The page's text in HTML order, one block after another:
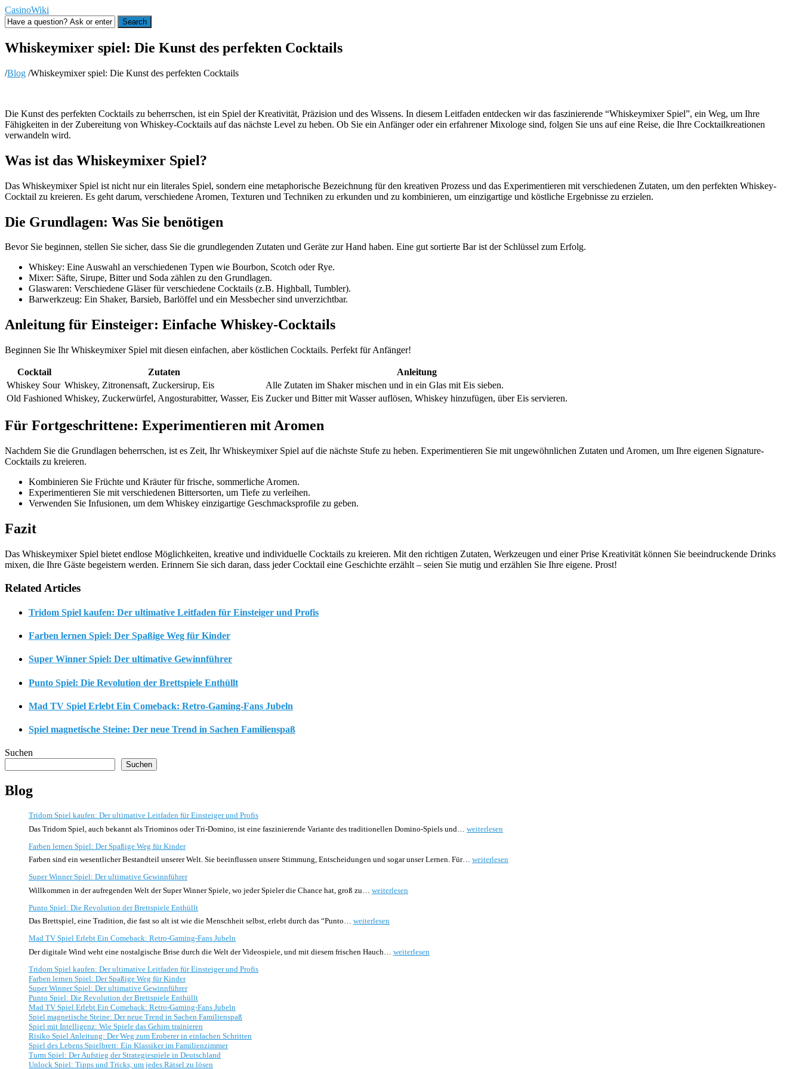
CasinoWiki
Search
Whiskeymixer spiel: Die Kunst des perfekten Cocktails
/Blog /Whiskeymixer spiel: Die Kunst des perfekten Cocktails
Die Kunst des perfekten Cocktails zu beherrschen, ist ein Spiel der Kreativität, Präzision und des Wissens. In diesem Leitfaden entdecken wir das faszinierende “Whiskeymixer Spiel”, ein Weg, um Ihre
Fähigkeiten in der Zubereitung von Whiskey-Cocktails auf das nächste Level zu heben. Ob Sie ein Anfänger oder ein erfahrener Mixologe sind, folgen Sie uns auf eine Reise, die Ihre Cocktailkreationen
verwandeln wird.
Was ist das Whiskeymixer Spiel?
Das Whiskeymixer Spiel ist nicht nur ein literales Spiel, sondern eine metaphorische Bezeichnung für den kreativen Prozess und das Experimentieren mit verschiedenen Zutaten, um den perfekten Whiskey-
Cocktail zu kreieren. Es geht darum, verschiedene Aromen, Texturen und Techniken zu erkunden und zu kombinieren, um einzigartige und köstliche Ergebnisse zu erzielen.
Die Grundlagen: Was Sie benötigen
Bevor Sie beginnen, stellen Sie sicher, dass Sie die grundlegenden Zutaten und Geräte zur Hand haben. Eine gut sortierte Bar ist der Schlüssel zum Erfolg.
Whiskey: Eine Auswahl an verschiedenen Typen wie Bourbon, Scotch oder Rye.
Mixer: Säfte, Sirupe, Bitter und Soda zählen zu den Grundlagen.
Glaswaren: Verschiedene Gläser für verschiedene Cocktails (z.B. Highball, Tumbler).
Barwerkzeug: Ein Shaker, Barsieb, Barlöffel und ein Messbecher sind unverzichtbar.
Anleitung für Einsteiger: Einfache Whiskey-Cocktails
Beginnen Sie Ihr Whiskeymixer Spiel mit diesen einfachen, aber köstlichen Cocktails. Perfekt für Anfänger!
Cocktail Zutaten
Anleitung
Whiskey Sour Whiskey, Zitronensaft, Zuckersirup, Eis
Alle Zutaten im Shaker mischen und in ein Glas mit Eis sieben.
Old Fashioned Whiskey, Zuckerwürfel, Angosturabitter, Wasser, Eis Zucker und Bitter mit Wasser auflösen, Whiskey hinzufügen, über Eis servieren.
Für Fortgeschrittene: Experimentieren mit Aromen
Nachdem Sie die Grundlagen beherrschen, ist es Zeit, Ihr Whiskeymixer Spiel auf die nächste Stufe zu heben. Experimentieren Sie mit ungewöhnlichen Zutaten und Aromen, um Ihre eigenen Signature-
Cocktails zu kreieren.
Kombinieren Sie Früchte und Kräuter für frische, sommerliche Aromen.
Experimentieren Sie mit verschiedenen Bittersorten, um Tiefe zu verleihen.
Verwenden Sie Infusionen, um dem Whiskey einzigartige Geschmacksprofile zu geben.
Fazit
Das Whiskeymixer Spiel bietet endlose Möglichkeiten, kreative und individuelle Cocktails zu kreieren. Mit den richtigen Zutaten, Werkzeugen und einer Prise Kreativität können Sie beeindruckende Drinks
mixen, die Ihre Gäste begeistern werden. Erinnern Sie sich daran, dass jeder Cocktail eine Geschichte erzählt – seien Sie mutig und erzählen Sie Ihre eigene. Prost!
Related Articles
Tridom Spiel kaufen: Der ultimative Leitfaden für Einsteiger und Profis
Farben lernen Spiel: Der Spaßige Weg für Kinder
Super Winner Spiel: Der ultimative Gewinnführer
Punto Spiel: Die Revolution der Brettspiele Enthüllt
Mad TV Spiel Erlebt Ein Comeback: Retro-Gaming-Fans Jubeln
Spiel magnetische Steine: Der neue Trend in Sachen Familienspaß
Suchen
Suchen
Blog
Tridom Spiel kaufen: Der ultimative Leitfaden für Einsteiger und Profis
Das Tridom Spiel, auch bekannt als Triominos oder Tri-Domino, ist eine faszinierende Variante des traditionellen Domino-Spiels und… Tridom
Der
weiterlesen
Farben lernen Spiel: Der Spaßige Weg für Kinder
Farben sind ein wesentlicher Bestandteil unserer Welt. Sie beeinflussen unsere Stimmung, Entscheidungen und sogar unser Lernen. Für… Farben
weiterlesen
Super Winner Spiel: Der ultimative Gewinnführer
Willkommen in der aufregenden Welt der Super Winner Spiele, wo jeder Spieler die Chance hat, groß zu… Super
Der
weiterlesen
Punto Spiel: Die Revolution der Brettspiele Enthüllt
Das Brettspiel, eine Tradition, die fast so alt ist wie die Menschheit selbst, erlebt durch das “Punto… Punto
Revolution
weiterlesen
Mad TV Spiel Erlebt Ein Comeback: Retro-Gaming-Fans Jubeln
Der digitale Wind weht eine nostalgische Brise durch die Welt der Videospiele, und mit diesem frischen Hauch… Mad
weiterlesen
Tridom Spiel kaufen: Der ultimative Leitfaden für Einsteiger und Profis
Farben lernen Spiel: Der Spaßige Weg für Kinder
Super Winner Spiel: Der ultimative Gewinnführer
Punto Spiel: Die Revolution der Brettspiele Enthüllt
Mad TV Spiel Erlebt Ein Comeback: Retro-Gaming-Fans Jubeln
Spiel magnetische Steine: Der neue Trend in Sachen Familienspaß
Spiel mit Intelligenz: Wie Spiele das Gehirn trainieren
Risiko Spiel Anleitung: Der Weg zum Eroberer in einfachen Schritten
Spiel des Lebens Spielbrett: Ein Klassiker im Familienzimmer
Turm Spiel: Der Aufstieg der Strategiespiele in Deutschland
Unlock Spiel: Tipps und Tricks, um jedes Rätsel zu lösen